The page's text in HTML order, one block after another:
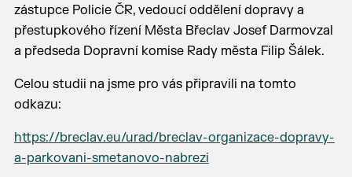
zástupce Policie ČR, vedoucí oddělení dopravy a
přestupkového řízení Města Břeclav Josef Darmovzal
a předseda Dopravní komise Rady města Filip Šálek.
Celou studii na jsme pro vás připravili na tomto
odkazu:
https://breclav.eu/urad/breclav-organizace-dopravy-
a-parkovani-smetanovo-nabrezi